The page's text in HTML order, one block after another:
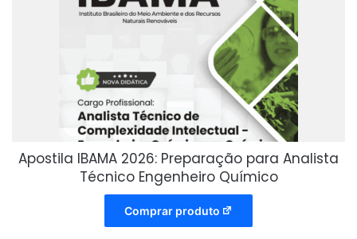
Apostila IBAMA 2026: Preparação para Analista
Técnico Engenheiro Químico
Comprar produto